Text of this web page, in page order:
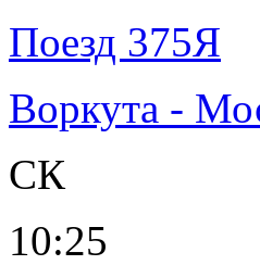
Поезд 375Я
Воркута -
СК
10:25